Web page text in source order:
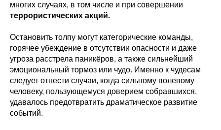
многих случаях, в том числе и при совершении
террористических акций.
Остановить толпу могут категорические команды,
горячее убеждение в отсутствии опасности и даже
угроза расстрела паникёров, а также сильнейший
эмоциональный тормоз или чудо. Именно к чудесам
следует отнести случаи, когда сильному волевому
человеку, пользующемуся доверием собравшихся,
удавалось предотвратить драматическое развитие
событий.